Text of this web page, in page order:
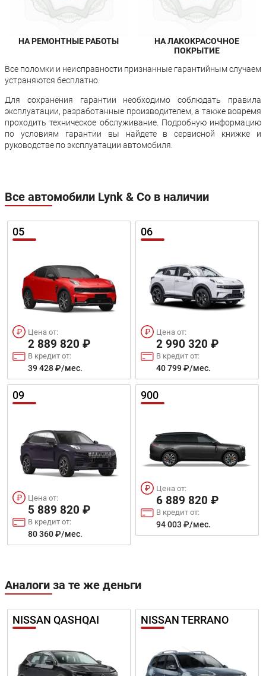
НА РЕМОНТНЫЕ РАБОТЫ
НА ЛАКОКРАСОЧНОЕ
ПОКРЫТИЕ
Все поломки и неисправности признанные гарантийным случаем
устраняются бесплатно.
Для сохранения гарантии необходимо соблюдать правила
эксплуатации, разработанные производителем, а также вовремя
проходить техническое обслуживание. Подробную информацию
по условиям гарантии вы найдете в сервисной книжке и
руководстве по эксплуатации автомобиля.
Все автомобили Lynk & Co в наличии
05
Цена от:
2 889 820 ₽
В кредит от:
39 428 ₽/мес.
06
Цена от:
2 990 320 ₽
В кредит от:
40 799 ₽/мес.
09
Цена от:
5 889 820 ₽
В кредит от:
80 360 ₽/мес.
900
Цена от:
6 889 820 ₽
В кредит от:
94 003 ₽/мес.
Аналоги за те же деньги
NISSAN QASHQAI NISSAN TERRANO